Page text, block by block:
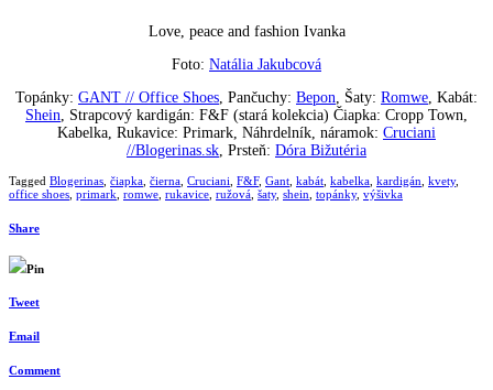
Love, peace and fashion Ivanka
Foto: Natália Jakubcová
Topánky: GANT // Office Shoes , Pančuchy: Bepon , Šaty: Romwe , Kabát:
Shein , Strapcový kardigán: F&F (stará kolekcia) Čiapka: Cropp Town,
Kabelka, Rukavice: Primark, Náhrdelník, náramok: Cruciani
//Blogerinas.sk , Prsteň: Dóra Bižutéria
Tagged Blogerinas čiapka čierna Cruciani F&F, Gant kabát kabelka kardigán kvety,
office shoes primark romwe rukavice ružová šaty, shein topánky, výšivka
Share
Pin
Tweet
Email
Comment